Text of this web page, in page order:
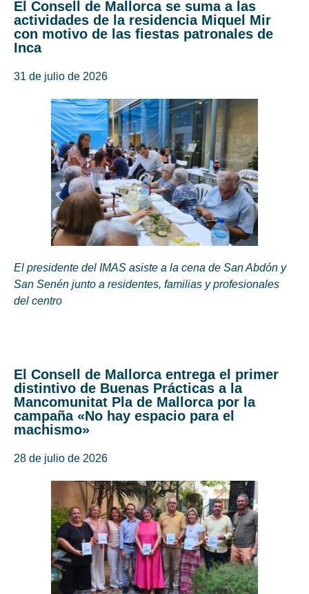
El Consell de Mallorca se suma a las
actividades de la residencia Miquel Mir
con motivo de las fiestas patronales de
Inca
31 de julio de 2026
El presidente del IMAS asiste a la cena de San Abdón y
San Senén junto a residentes, familias y profesionales
del centro
El Consell de Mallorca entrega el primer
distintivo de Buenas Prácticas a la
Mancomunitat Pla de Mallorca por la
campaña «No hay espacio para el
machismo»
28 de julio de 2026